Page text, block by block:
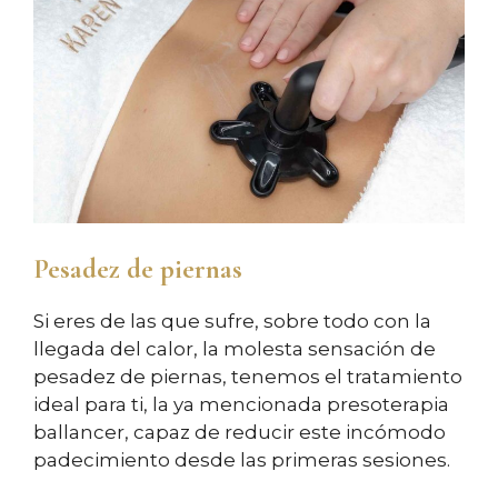
Pesadez de piernas
Si eres de las que sufre, sobre todo con la
llegada del calor, la molesta sensación de
pesadez de piernas, tenemos el tratamiento
ideal para ti, la ya mencionada presoterapia
ballancer, capaz de reducir este incómodo
padecimiento desde las primeras sesiones.